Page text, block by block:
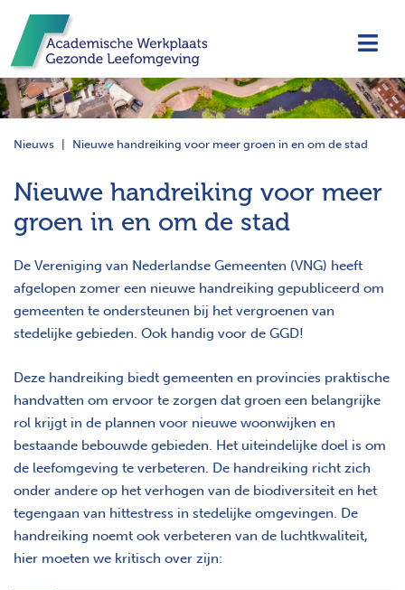
Nieuws Nieuwe handreiking voor meer groen in en om de stad
Nieuwe handreiking voor meer
groen in en om de stad
De Vereniging van Nederlandse Gemeenten (VNG) heeft
afgelopen zomer een nieuwe handreiking gepubliceerd om
gemeenten te ondersteunen bij het vergroenen van
stedelijke gebieden. Ook handig voor de GGD!
Deze handreiking biedt gemeenten en provincies praktische
handvatten om ervoor te zorgen dat groen een belangrijke
rol krijgt in de plannen voor nieuwe woonwijken en
bestaande bebouwde gebieden. Het uiteindelijke doel is om
de leefomgeving te verbeteren. De handreiking richt zich
onder andere op het verhogen van de biodiversiteit en het
tegengaan van hittestress in stedelijke omgevingen. De
handreiking noemt ook verbeteren van de luchtkwaliteit,
hier moeten we kritisch over zijn: